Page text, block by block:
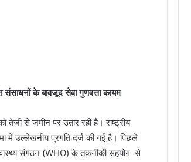
संसाधनों के बावजूद सेवा गुणवत्ता कायम
तेजी से जमीन पर उतार रही है। राष्ट्रीय
में उल्लेखनीय प्रगति दर्ज की गई है। पिछले
संगठन (WHO) के तकनीकी सहयोग से